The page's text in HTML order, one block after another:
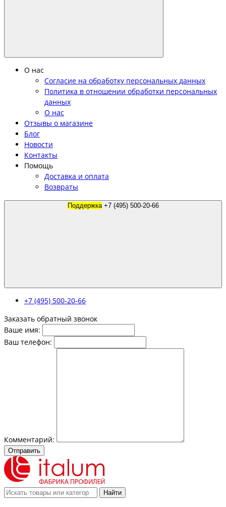
О нас
Согласие на обработку персональных данных
Политика в отношении обработки персональных
данных
О нас
Отзывы о магазине
Блог
Новости
Контакты
Помощь
Доставка и оплата
Возвраты
Поддержка +7 (495) 500-20-66
+7 (495) 500-20-66
Заказать обратный звонок
Ваше имя:
Ваш телефон:
Комментарий:
Отправить
Найти